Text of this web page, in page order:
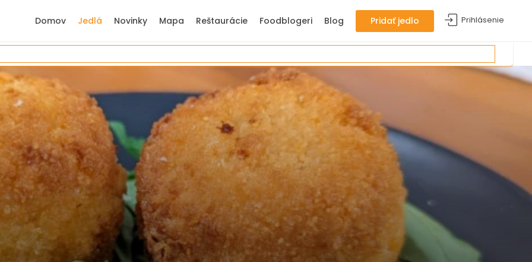
Prihlásenie
Domov Jedlá Novinky Mapa Reštaurácie Foodblogeri Blog Pridať jedlo